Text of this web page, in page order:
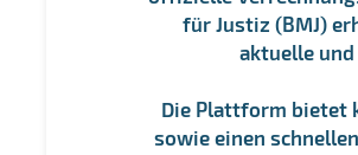
für Justiz (BMJ)
aktuelle
Die Plattform bietet
sowie einen